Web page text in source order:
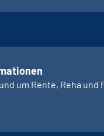
um Rente, Reha und